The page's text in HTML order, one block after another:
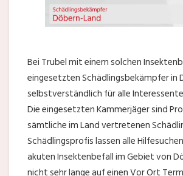
Bei Trubel mit einem solchen
eingesetzten Schädlingsbekämpfer in
selbstverständlich für alle
Die eingesetzten Kammerjäger sind
sämtliche im Land vertretenen
Schädlingsprofis lassen alle
akuten Insektenbefall im Gebiet von
nicht sehr lange auf einen Vor Ort